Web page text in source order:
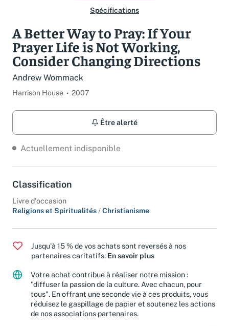
Spécifications
A Better Way to Pray: If Your
Prayer Life is Not Working,
Consider Changing Directions
Andrew Wommack
Harrison House 2007
Être alerté
Actuellement indisponible
Classification
Livre d'occasion
Religions et Spiritualités/Christianisme
Jusqu'à 15 % de vos achats sont reversés à nos
partenaires caritatifs. En savoir plus
Votre achat contribue à réaliser notre mission :
"diffuser la passion de la culture. Avec chacun, pour
tous". En offrant une seconde vie à ces produits, vous
réduisez le gaspillage de papier et soutenez les actions
de nos associations partenaires.